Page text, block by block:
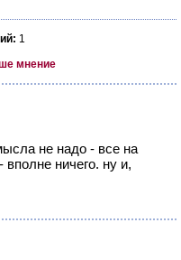
1
мнение
не надо - все на
вполне ничего. ну и,